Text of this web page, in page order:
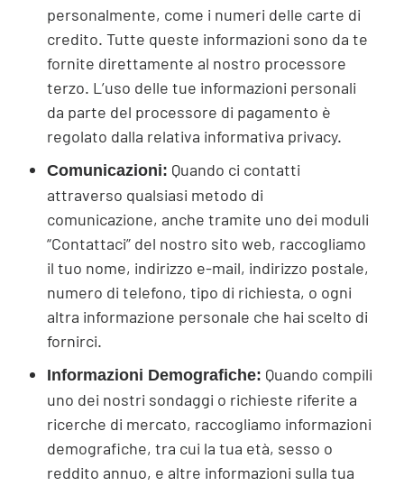
personalmente, come i numeri delle carte di
credito. Tutte queste informazioni sono da te
fornite direttamente al nostro processore
terzo. L’uso delle tue informazioni personali
da parte del processore di pagamento è
regolato dalla relativa informativa privacy.
Comunicazioni: Quando ci contatti
attraverso qualsiasi metodo di
comunicazione, anche tramite uno dei moduli
“Contattaci” del nostro sito web, raccogliamo
il tuo nome, indirizzo e-mail, indirizzo postale,
numero di telefono, tipo di richiesta, o ogni
altra informazione personale che hai scelto di
fornirci.
Informazioni Demografiche: Quando compili
uno dei nostri sondaggi o richieste riferite a
ricerche di mercato, raccogliamo informazioni
demografiche, tra cui la tua età, sesso o
reddito annuo, e altre informazioni sulla tua